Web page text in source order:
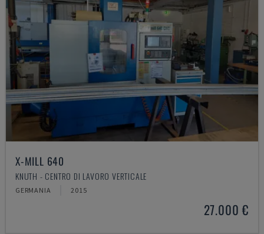
X-MILL 640
KNUTH - CENTRO DI LAVORO VERTICALE
GERMANIA 2015
27.000 €